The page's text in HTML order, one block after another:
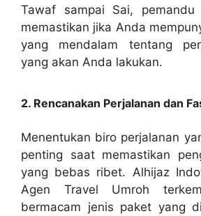
Tawaf sampai Sai,
memastikan jika Anda
yang mendalam tentang
yang akan Anda lakukan.
2. Rencanakan Perjalanan dan
Menentukan biro perjalanan
penting saat memastikan
yang bebas ribet. Alhijaz
Agen Travel Umroh
bermacam jenis paket yang